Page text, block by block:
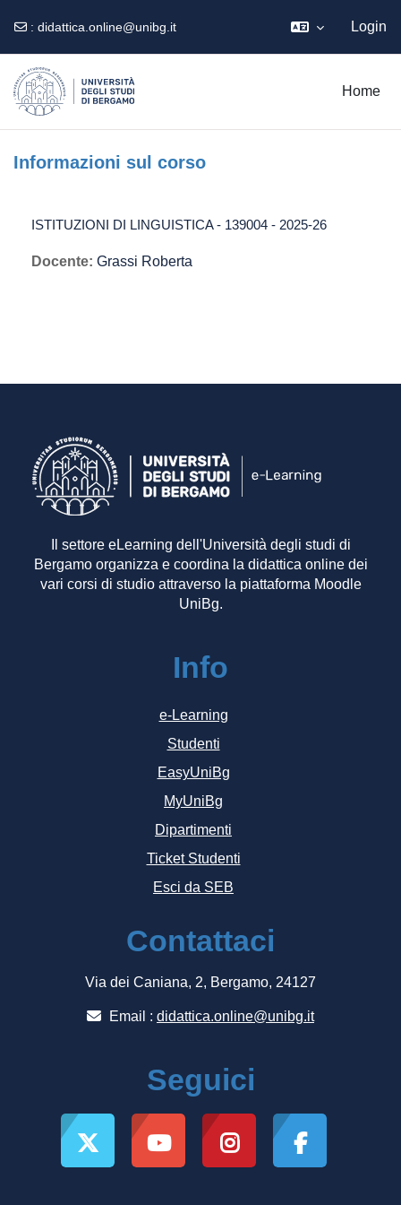
: didattica.online@unibg.it Login
Home
Informazioni sul corso
ISTITUZIONI DI LINGUISTICA - 139004 - 2025-26
Docente: Grassi Roberta
Il settore eLearning dell'Università degli studi di
Bergamo organizza e coordina la didattica online dei
vari corsi di studio attraverso la piattaforma Moodle
UniBg.
Info
e-Learning
Studenti
EasyUniBg
MyUniBg
Dipartimenti
Ticket Studenti
Esci da SEB
Contattaci
Via dei Caniana, 2, Bergamo, 24127
Email : didattica.online@unibg.it
Seguici